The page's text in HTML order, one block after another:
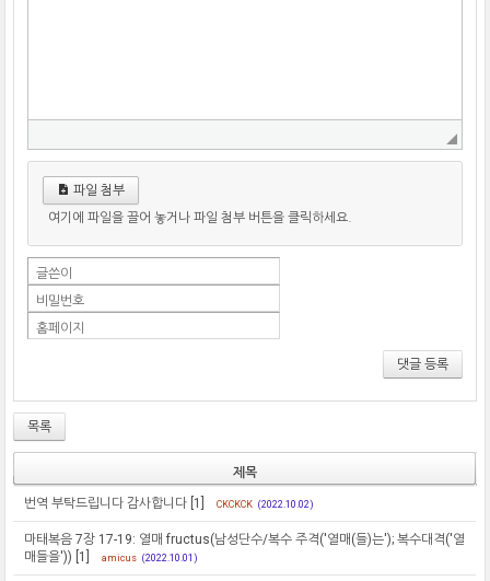
파일 첨부
여기에 파일을 끌어 놓거나 파일 첨부 버튼을 클릭하세요.
글쓴이
비밀번호
홈페이지
댓글 등록
목록
제목
번역 부탁드립니다 감사합니다 [1] CKCKCK (2022.10.02)
마태복음 7장 17-19: 열매 fructus(남성단수/복수 주격('열매(들)는'); 복수대격('열
매들을')) [1] amicus (2022.10.01)